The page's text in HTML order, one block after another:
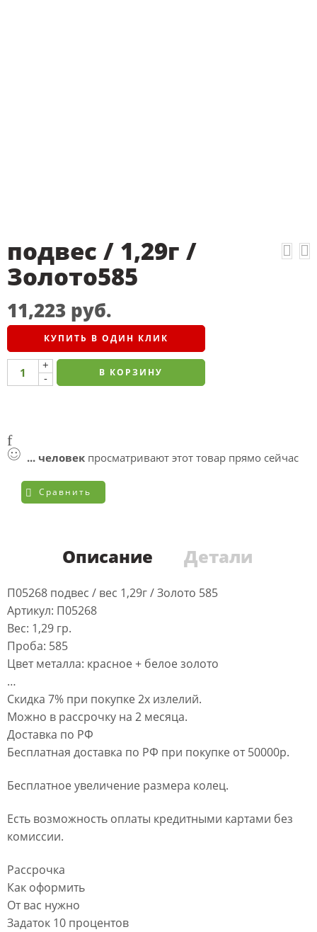
подвес / 1,29г /
Золото585
11,223 руб.
КУПИТЬ В ОДИН КЛИК
+
-
В КОРЗИНУ
... человек просматривают этот товар прямо сейчас
Сравнить
Описание Детали
П05268 подвес / вес 1,29г / Золото 585
Артикул: П05268
Вес: 1,29 гр.
Проба: 585
Цвет металла: красное + белое золото
…
Скидка 7% при покупке 2х излелий.
Можно в рассрочку на 2 месяца.
Доставка по РФ
Бесплатная доставка по РФ при покупке от 50000р.
Бесплатное увеличение размера колец.
Есть возможность оплаты кредитными картами без
комиссии.
Рассрочка
Как оформить
От вас нужно
Задаток 10 процентов